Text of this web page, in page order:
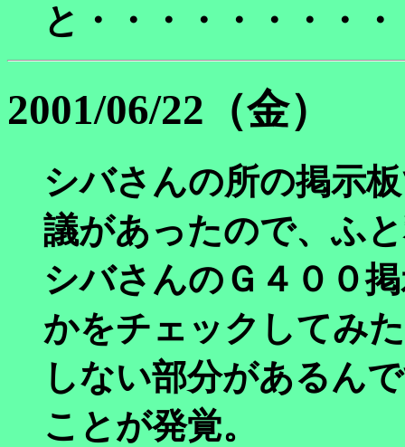
と・・・・・・・・
2001/06/22（金）
シバさんの所の掲示
議があったので、ふ
シバさんのＧ４００
かをチェックしてみ
しない部分があるん
ことが発覚。